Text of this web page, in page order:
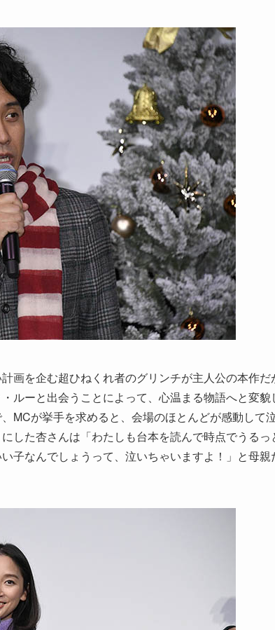
画を企む超ひねくれ者のグリンチが主人公の本作だ
ルーと出会うことによって、心温まる物語へと変貌
MCが挙手を求めると、会場のほとんどが感動して
した杏さんは「わたしも台本を読んで時点でうるっ
子なんでしょうって、泣いちゃいますよ！」と母親